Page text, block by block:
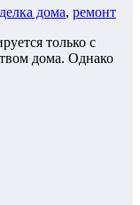
дома, ремонт
только с
дома. Однако